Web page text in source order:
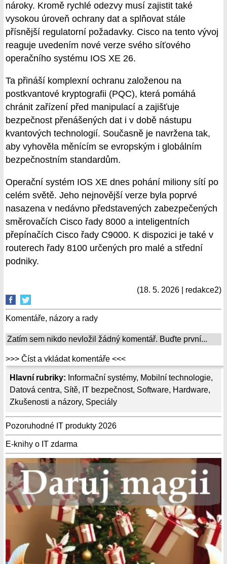
Hlavní rubriky: Informační systémy, Mobilní technologie,
Datová centra, Sítě, IT bezpečnost, Software, Hardware,
Zkušenosti a názory, Speciály
Pozoruhodné IT produkty 2026
E-knihy o IT zdarma
nároky. Kromě rychlé odezvy musí zajistit také
vysokou úroveň ochrany dat a splňovat stále
přísnější regulatorní požadavky. Cisco na tento vývoj
reaguje uvedením nové verze svého síťového
operačního systému IOS XE 26.
Ta přináší komplexní ochranu založenou na
postkvantové kryptografii (PQC), která pomáhá
chránit zařízení před manipulací a zajišťuje
bezpečnost přenášených dat i v době nástupu
kvantových technologií. Současně je navržena tak,
aby vyhověla měnícím se evropským i globálním
bezpečnostním standardům.
Operační systém IOS XE dnes pohání miliony sítí po
celém světě. Jeho nejnovější verze byla poprvé
nasazena v nedávno představených zabezpečených
směrovačích Cisco řady 8000 a inteligentních
přepínačích Cisco řady C9000. K dispozici je také v
routerech řady 8100 určených pro malé a střední
podniky.
(18. 5. 2026 | redakce2)
Komentáře, názory a rady
Zatím sem nikdo nevložil žádný komentář. Buďte první...
>>> Číst a vkládat komentáře <<<